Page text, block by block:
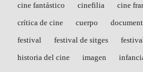
cine fantástico
cinefilia cine
crítica de cine
cuerpo
festival
festival de sitges
historia del cine
imagen